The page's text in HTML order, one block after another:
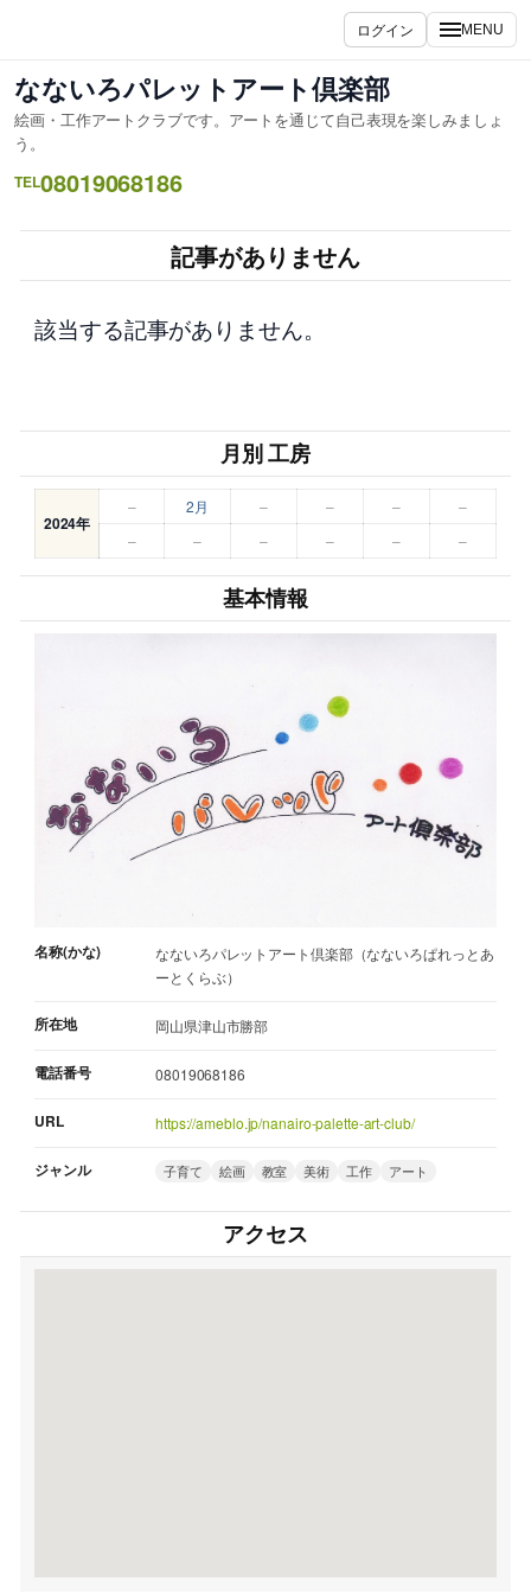
ス
キ
プ
ログイン MENU
なないろパレットアート倶楽部
絵画・工作アートクラブです。アートを通じて自己表現を楽しみましょ
う。
TEL08019068186
記事がありません
該当する記事がありません。
月別 工房
2024年
– 2月 – – –
–
–
– – – – –
基本情報
名称(かな)
なないろパレットアート倶楽部（なないろぱれっとあ
ーとくらぶ）
所在地 岡山県津山市勝部
電話番号 08019068186
URL https://ameblo.jp/nanairo-palette-art-club/
ジャンル 子育て 絵画 教室 美術 工作 アート
アクセス